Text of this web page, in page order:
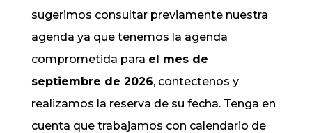
sugerimos consultar previamente nuestra
agenda ya que tenemos la agenda
comprometida para el mes de
septiembre de 2026, contectenos y
realizamos la reserva de su fecha. Tenga en
cuenta que trabajamos con calendario de